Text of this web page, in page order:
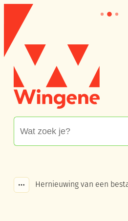
Naar inhoud
Wingene
Toon alle broodkruimel items
Hernieuwing van een bestaande